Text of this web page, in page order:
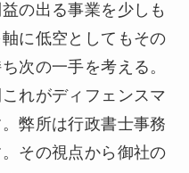
の出る事業を少しも
に低空としてもその
次の一手を考える。
れがディフェンスマ
弊所は行政書士事務
その視点から御社の